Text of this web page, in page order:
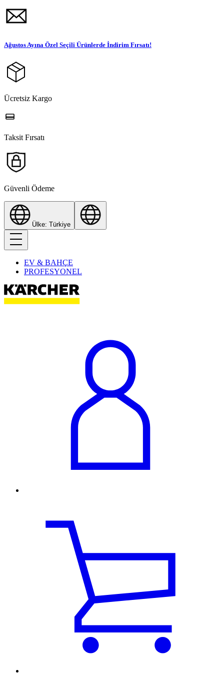
Ağustos Ayına Özel Seçili Ürünlerde İndirim Fırsatı!
Ücretsiz Kargo
Taksit Fırsatı
Güvenli Ödeme
Ülke: Türkiye
EV & BAHÇE
PROFESYONEL